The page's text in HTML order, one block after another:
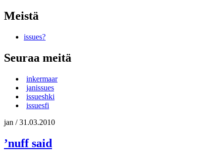
Meistä
issues?
Seuraa meitä
inkermaar
janissues
issueshki
issuesfi
jan /31.03.2010
’nuff said